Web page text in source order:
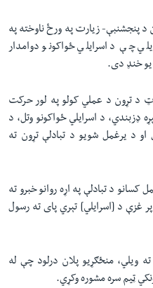
پنجشنبې- زیارت په ورځ ناوخته په
چې د اسرایلي ځواکونو دوامدار
یو خنډ دی.
د تړون د عملي کولو په لور حرکت
د اسرایلي ځواکونو وتل، د
او د یرغمل شویو د تبادلې تړون ته
د تبادلې په اړه روانو خبرو ته
غزې د [اسرایلي] تېري پای ته رسول
ویلي، منځګړیو پلان درلود چې له
ټیم سره مشوره وکړي.